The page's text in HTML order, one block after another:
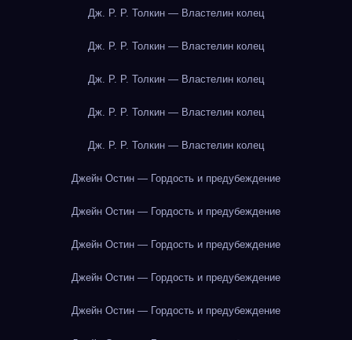
Дж. Р. Р. Толкин — Властелин колец
Дж. Р. Р. Толкин — Властелин колец
Дж. Р. Р. Толкин — Властелин колец
Дж. Р. Р. Толкин — Властелин колец
Дж. Р. Р. Толкин — Властелин колец
Джейн Остин — Гордость и предубеждение
Джейн Остин — Гордость и предубеждение
Джейн Остин — Гордость и предубеждение
Джейн Остин — Гордость и предубеждение
Джейн Остин — Гордость и предубеждение